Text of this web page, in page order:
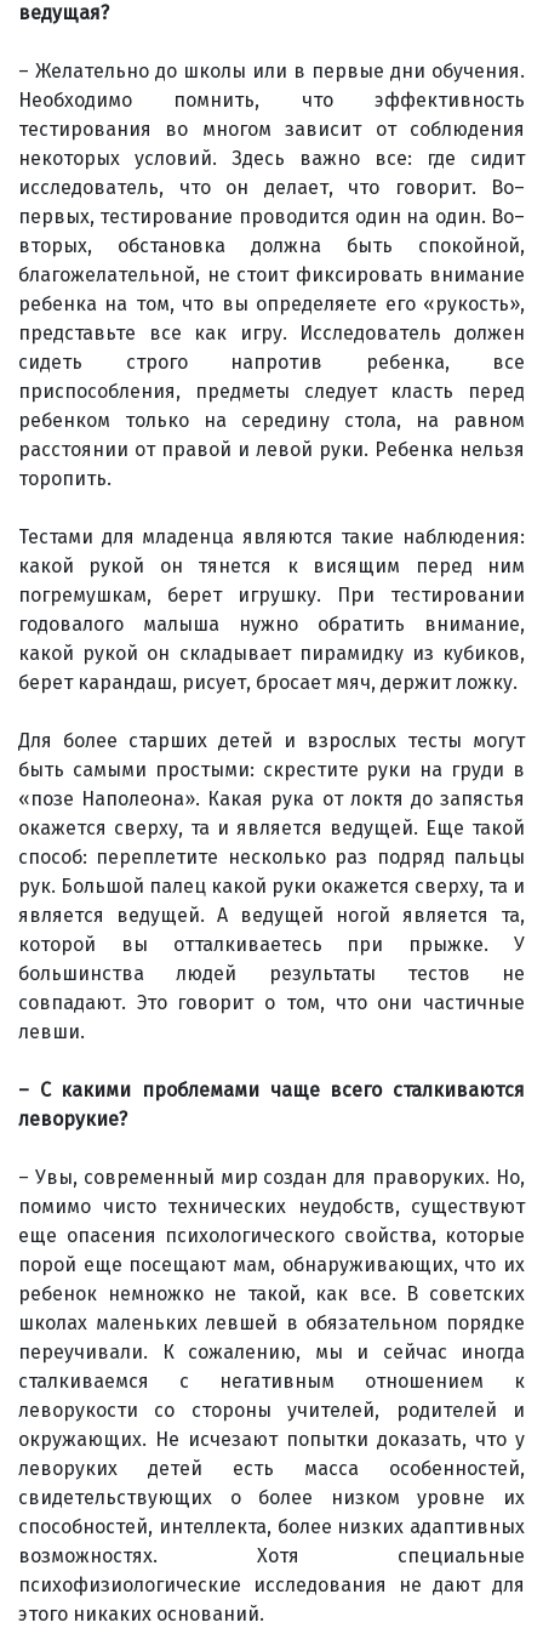
ведущая?
– Желательно до школы или в первые дни обучения.
Необходимо помнить, что эффективность
тестирования во многом зависит от соблюдения
некоторых условий. Здесь важно все: где сидит
исследователь, что он делает, что говорит. Во–
первых, тестирование проводится один на один. Во–
вторых, обстановка должна быть спокойной,
благожелательной, не стоит фиксировать внимание
ребенка на том, что вы определяете его «рукость»,
представьте все как игру. Исследователь должен
сидеть строго напротив ребенка, все
приспособления, предметы следует класть перед
ребенком только на середину стола, на равном
расстоянии от правой и левой руки. Ребенка нельзя
торопить.
Тестами для младенца являются такие наблюдения:
какой рукой он тянется к висящим перед ним
погремушкам, берет игрушку. При тестировании
годовалого малыша нужно обратить внимание,
какой рукой он складывает пирамидку из кубиков,
берет карандаш, рисует, бросает мяч, держит ложку.
Для более старших детей и взрослых тесты могут
быть самыми простыми: скрестите руки на груди в
«позе Наполеона». Какая рука от локтя до запястья
окажется сверху, та и является ведущей. Еще такой
способ: переплетите несколько раз подряд пальцы
рук. Большой палец какой руки окажется сверху, та и
является ведущей. А ведущей ногой является та,
которой вы отталкиваетесь при прыжке. У
большинства людей результаты тестов не
совпадают. Это говорит о том, что они частичные
левши.
– С какими проблемами чаще всего сталкиваются
леворукие?
– Увы, современный мир создан для праворуких. Но,
помимо чисто технических неудобств, существуют
еще опасения психологического свойства, которые
порой еще посещают мам, обнаруживающих, что их
ребенок немножко не такой, как все. В советских
школах маленьких левшей в обязательном порядке
переучивали. К сожалению, мы и сейчас иногда
сталкиваемся с негативным отношением к
леворукости со стороны учителей, родителей и
окружающих. Не исчезают попытки доказать, что у
леворуких детей есть масса особенностей,
свидетельствующих о более низком уровне их
способностей, интеллекта, более низких адаптивных
возможностях. Хотя специальные
психофизиологические исследования не дают для
этого никаких оснований.